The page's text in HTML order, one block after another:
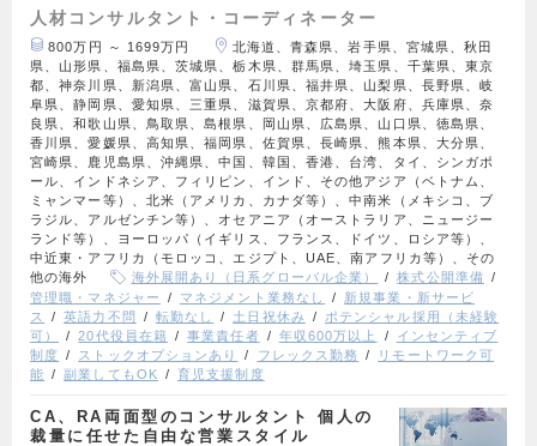
人材コンサルタント・コーディネーター
800万円 ～ 1699万円
北海道、青森県、岩手県、宮城県、秋田
県、山形県、福島県、茨城県、栃木県、群馬県、埼玉県、千葉県、東京
都、神奈川県、新潟県、富山県、石川県、福井県、山梨県、長野県、岐
阜県、静岡県、愛知県、三重県、滋賀県、京都府、大阪府、兵庫県、奈
良県、和歌山県、鳥取県、島根県、岡山県、広島県、山口県、徳島県、
香川県、愛媛県、高知県、福岡県、佐賀県、長崎県、熊本県、大分県、
宮崎県、鹿児島県、沖縄県、中国、韓国、香港、台湾、タイ、シンガポ
ール、インドネシア、フィリピン、インド、その他アジア（ベトナム、
ミャンマー等）、北米（アメリカ、カナダ等）、中南米（メキシコ、ブ
ラジル、アルゼンチン等）、オセアニア（オーストラリア、ニュージー
ランド等）、ヨーロッパ（イギリス、フランス、ドイツ、ロシア等）、
中近東・アフリカ（モロッコ、エジプト、UAE、南アフリカ等）、その
他の海外
海外展開あり（日系グローバル企業）
株式公開準備
管理職・マネジャー
マネジメント業務なし
新規事業・新サービ
ス
英語力不問 転勤なし 土日祝休み
ポテンシャル採用（未経験
可）
20代役員在籍 事業責任者 年収600万以上
インセンティブ
制度
ストックオプションあり フレックス勤務
リモートワーク可
能
副業してもOK 育児支援制度
CA、RA両面型のコンサルタント 個人の
裁量に任せた自由な営業スタイル